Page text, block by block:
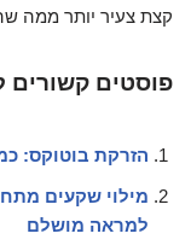
קצת צעיר יותר ממה
פוסטים קשורים
הזרקת בוטוקס:
מילוי שקעים
למראה מושלם